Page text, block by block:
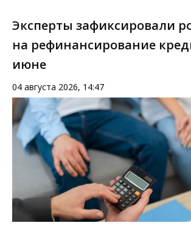
Эксперты зафиксировали
на рефинансирование
июне
04 августа 2026, 14:47